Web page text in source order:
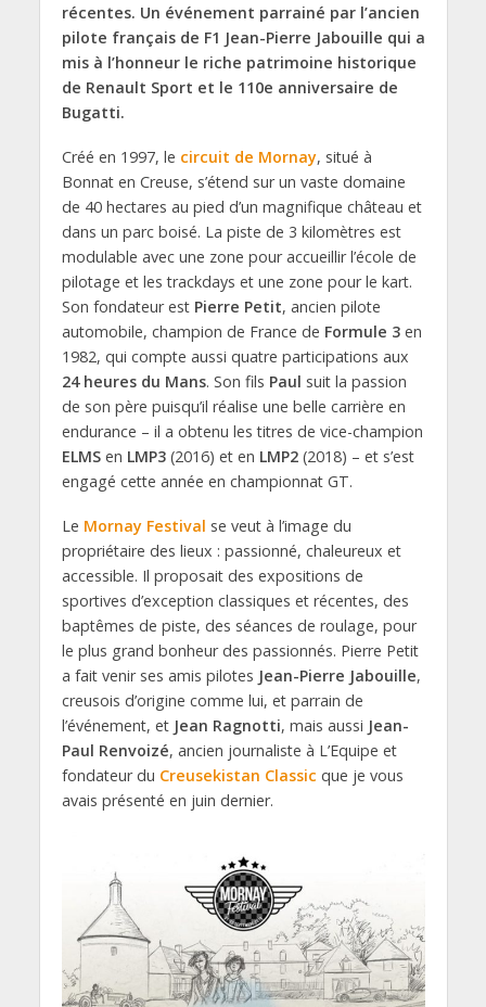
récentes. Un événement parrainé par l’ancien
pilote français de F1 Jean-Pierre Jabouille qui a
mis à l’honneur le riche patrimoine historique
de Renault Sport et le 110e anniversaire de
Bugatti.
Créé en 1997, le circuit de Mornay, situé à
Bonnat en Creuse, s’étend sur un vaste domaine
de 40 hectares au pied d’un magnifique château et
dans un parc boisé. La piste de 3 kilomètres est
modulable avec une zone pour accueillir l’école de
pilotage et les trackdays et une zone pour le kart.
Son fondateur est Pierre Petit, ancien pilote
automobile, champion de France de Formule 3en
1982, qui compte aussi quatre participations aux
24 heures du Mans. Son fils Paul suit la passion
de son père puisqu’il réalise une belle carrière en
endurance – il a obtenu les titres de vice-champion
ELMSen LMP3(2016) et en LMP2(2018) – et s’est
engagé cette année en championnat GT.
Le Mornay Festival se veut à l’image du
propriétaire des lieux : passionné, chaleureux et
accessible. Il proposait des expositions de
sportives d’exception classiques et récentes, des
baptêmes de piste, des séances de roulage, pour
le plus grand bonheur des passionnés. Pierre Petit
a fait venir ses amis pilotes Jean-Pierre Jabouille,
creusois d’origine comme lui, et parrain de
l’événement, et Jean Ragnotti, mais aussi Jean-
Paul Renvoizé, ancien journaliste à L’Equipe et
fondateur du Creusekistan Classic que je vous
avais présenté en juin dernier.